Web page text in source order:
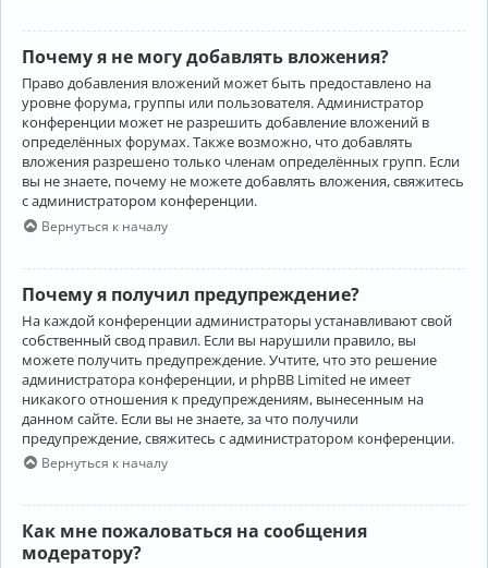
Почему я не могу добавлять вложения?
Право добавления вложений может быть предоставлено на
уровне форума, группы или пользователя. Администратор
конференции может не разрешить добавление вложений в
определённых форумах. Также возможно, что добавлять
вложения разрешено только членам определённых групп. Если
вы не знаете, почему не можете добавлять вложения, свяжитесь
с администратором конференции.
Вернуться к началу
Почему я получил предупреждение?
На каждой конференции администраторы устанавливают свой
собственный свод правил. Если вы нарушили правило, вы
можете получить предупреждение. Учтите, что это решение
администратора конференции, и phpBB Limited не имеет
никакого отношения к предупреждениям, вынесенным на
данном сайте. Если вы не знаете, за что получили
предупреждение, свяжитесь с администратором конференции.
Вернуться к началу
Как мне пожаловаться на сообщения
модератору?